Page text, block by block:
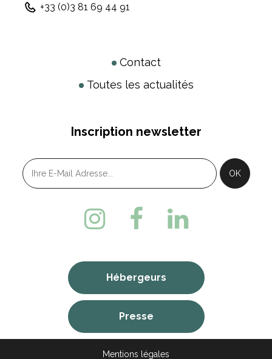
+33 (0)3 81 69 44 91
Contact
Toutes les actualités
Inscription newsletter
Hébergeurs
Presse
Mentions légales